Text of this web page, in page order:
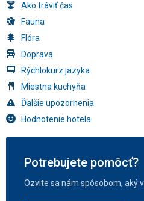
Ako tráviť čas
Fauna
Flóra
Doprava
Rýchlokurz jazyka
Miestna kuchyňa
Ďalšie upozornenia
Hodnotenie hotela
Potrebujete pomôcť?
Ozvite sa nám spôsobom, aký